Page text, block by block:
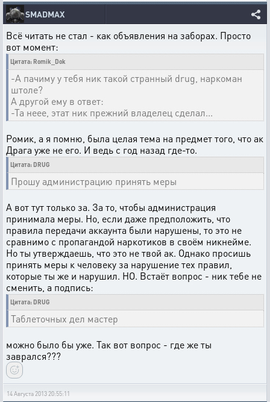
SMADMAX
Всё читать не стал - как объявления на заборах. Просто
вот момент:
Цитата: Romik_Dok
-А пачиму у тебя ник такой странный drug, наркоман
штоле?
А другой ему в ответ:
-Та неее, этат ник прежний владелец сделал...
Ромик, а я помню, была целая тема на предмет того, что ак
Драга уже не его. И ведь с год назад где-то.
Цитата: DRUG
Прошу администрацию принять меры
А вот тут только за. За то, чтобы администрация
принимала меры. Но, если даже предположить, что
правила передачи аккаунта были нарушены, то это не
сравнимо с пропагандой наркотиков в своём никнейме.
Но ты утверждаешь, что это не твой ак. Однако просишь
принять меры к человеку за нарушение тех правил,
которые ты же и нарушил. НО. Встаёт вопрос - ник тебе не
сменить, а подпись:
Цитата: DRUG
Таблеточных дел мастер
можно было бы уже. Так вот вопрос - где же ты
заврался???
14 Августа 2013 20:55:11